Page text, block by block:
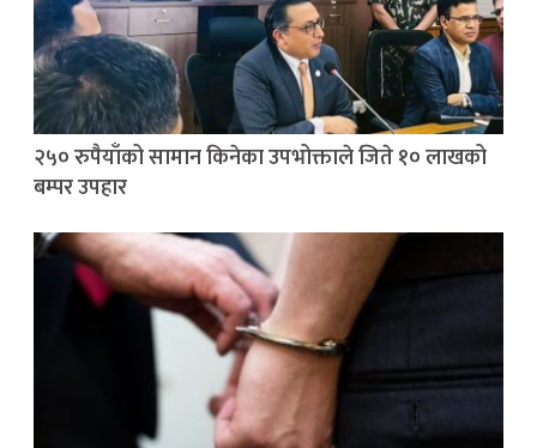
२५० रुपैयाँको सामान किनेका उपभोक्ताले जिते १० लाखको
बम्पर उपहार